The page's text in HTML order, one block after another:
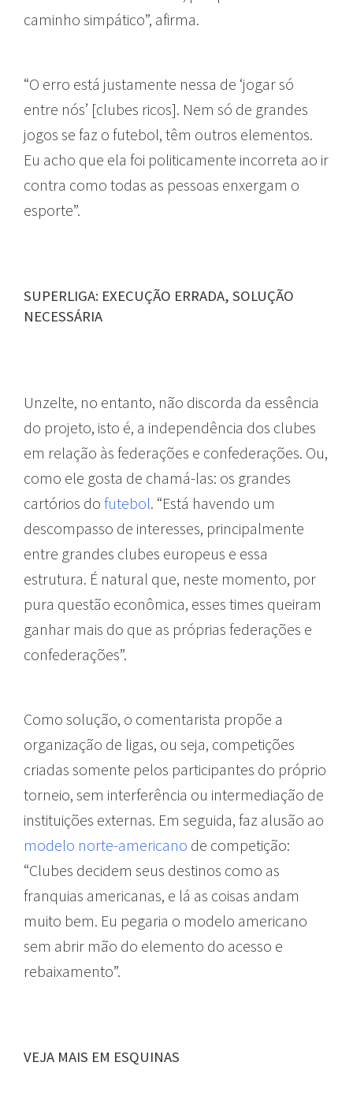
caminho simpático”, afirma.
“O erro está justamente nessa de ‘jogar só
entre nós’ [clubes ricos]. Nem só de grandes
jogos se faz o futebol, têm outros elementos.
Eu acho que ela foi politicamente incorreta ao ir
contra como todas as pessoas enxergam o
esporte”.
SUPERLIGA: EXECUÇÃO ERRADA, SOLUÇÃO
NECESSÁRIA
Unzelte, no entanto, não discorda da essência
do projeto, isto é, a independência dos clubes
em relação às federações e confederações. Ou,
como ele gosta de chamá-las: os grandes
cartórios do futebol. “Está havendo um
descompasso de interesses, principalmente
entre grandes clubes europeus e essa
estrutura. É natural que, neste momento, por
pura questão econômica, esses times queiram
ganhar mais do que as próprias federações e
confederações”.
Como solução, o comentarista propõe a
organização de ligas, ou seja, competições
criadas somente pelos participantes do próprio
torneio, sem interferência ou intermediação de
instituições externas. Em seguida, faz alusão ao
modelo norte-americano de competição:
“Clubes decidem seus destinos como as
franquias americanas, e lá as coisas andam
muito bem. Eu pegaria o modelo americano
sem abrir mão do elemento do acesso e
rebaixamento”.
VEJA MAIS EM ESQUINAS